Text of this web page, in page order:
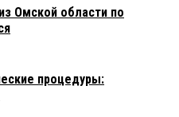
Омской области по
процедуры: